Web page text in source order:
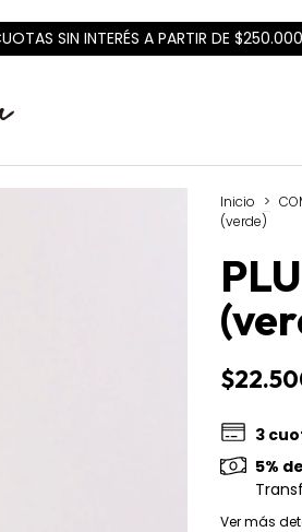
SIN INTERÉS A PARTIR DE
Inicio >
(verde)
3
5%
Ver más